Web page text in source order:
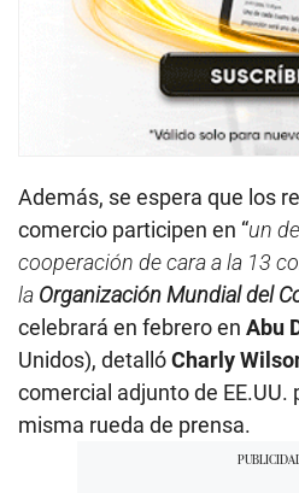
Además, se espera que los
comercio participen en “un
cooperación de cara a la 13
la Organización Mundial del
celebrará en febrero en Abu
Unidos), detallóCharly
comercial adjunto de EE.UU.
misma rueda de prensa.